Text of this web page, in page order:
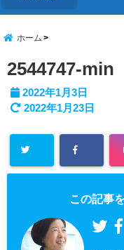
ホーム
2544747-min
2022年1月3日
2022年1月23日
この記事